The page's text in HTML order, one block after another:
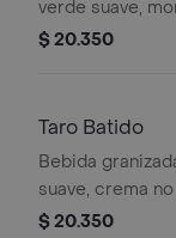
verde suave,
toque de leche
$ 20.350
Taro Batido
Bebida
suave, crema
parecido a la
$ 20.350